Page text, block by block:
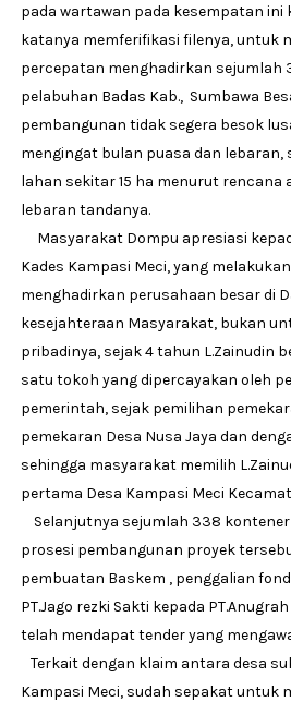
pada wartawan pada kesempatan ini
katanya memferifikasi filenya, untuk
percepatan menghadirkan sejumlah
pelabuhan Badas Kab., Sumbawa
pembangunan tidak segera besok
mengingat bulan puasa dan lebaran,
lahan sekitar 15 ha menurut rencana
lebaran tandanya.
Masyarakat Dompu apresiasi
Kades Kampasi Meci, yang
menghadirkan perusahaan besar di
kesejahteraan Masyarakat, bukan
pribadinya, sejak 4 tahun L.Zainudin
satu tokoh yang dipercayakan oleh
pemerintah, sejak pemilihan
pemekaran Desa Nusa Jaya dan
sehingga masyarakat memilih
pertama Desa Kampasi Meci
Selanjutnya sejumlah 338
prosesi pembangunan proyek
pembuatan Baskem , penggalian
PT.Jago rezki Sakti kepada
telah mendapat tender yang
Terkait dengan klaim antara desa
Kampasi Meci, sudah sepakat untuk